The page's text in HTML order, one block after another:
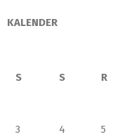
KALENDER
S
S R
3 4 5